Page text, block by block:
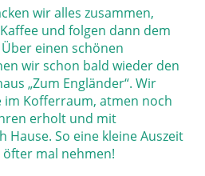
wir alles zusammen,
und folgen dann dem
Über einen schönen
wir schon bald wieder den
„Zum Engländer“. Wir
im Kofferraum, atmen noch
erholt und mit
Hause. So eine kleine Auszeit
mal nehmen!